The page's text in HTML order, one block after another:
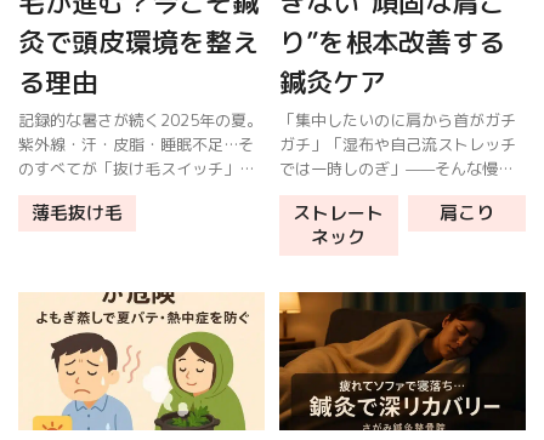
灸で頭皮環境を整え
る理由
記録的な暑さが続く2025年の夏。
紫外線・汗・皮脂・睡眠不足…そ
のすべてが「抜け毛スイッチ」を
押します。悪化を防ぐ鍵は、頭皮
だけでなく全身の血流と自律神経
薄毛抜け毛
り”を根本改善する
鍼灸ケア
「集中したいのに肩から首がガチ
ガチ」「湿布や自己流ストレッチ
では一時しのぎ」——そんな慢性
化・頑固化した肩こりを“背景ご
と”整えていくための考え方と、鍼
灸でのアプローチを詳しくまとめ
経鍼灸 […]
ストレート
ネック
肩こり